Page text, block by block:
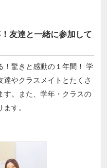
友達と一緒に参加して
！驚きと感動の１年間！ 学
やクラスメイトとたくさ
す。また、学年・クラスの
す。